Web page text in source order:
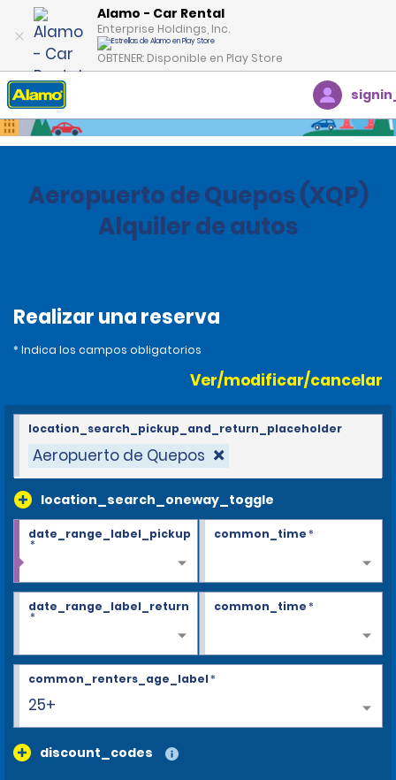
Alamo - Car Rental
Enterprise Holdings, Inc.
OBTENER: Disponible en Play Store
Inicio Oficinas
Aeropuerto de Quepos (XQP)
Alquiler de autos
Realizar una reserva
* Indica los campos obligatorios
Ver/modificar/cancelar
Aeropuerto de Quepos
location_search_oneway_toggle
location_search_pickup_and_return_placeholder
date_range_label_pickup
*
common_time*
date_range_label_return
*
common_time*
25+
common_renters_age_label*
discount_codes